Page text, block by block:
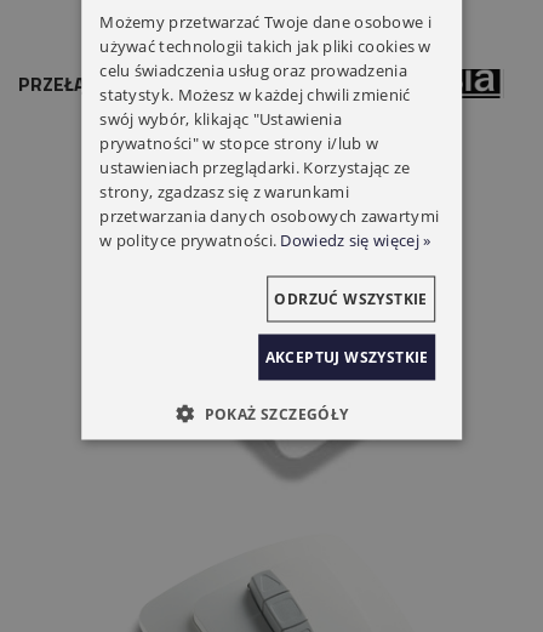
PRZEŁĄCZNIK ROLET I BRAM EC42
Możemy przetwarzać Twoje dane osobowe i
używać technologii takich jak pliki cookies w
celu świadczenia usług oraz prowadzenia
statystyk. Możesz w każdej chwili zmienić
swój wybór, klikając "Ustawienia
prywatności" w stopce strony i/lub w
ustawieniach przeglądarki. Korzystając ze
strony, zgadzasz się z warunkami
przetwarzania danych osobowych zawartymi
w polityce prywatności. Dowiedz się więcej »
AKCEPTUJ WSZYSTKIE
ODRZUĆ WSZYSTKIE
POKAŻ SZCZEGÓŁY